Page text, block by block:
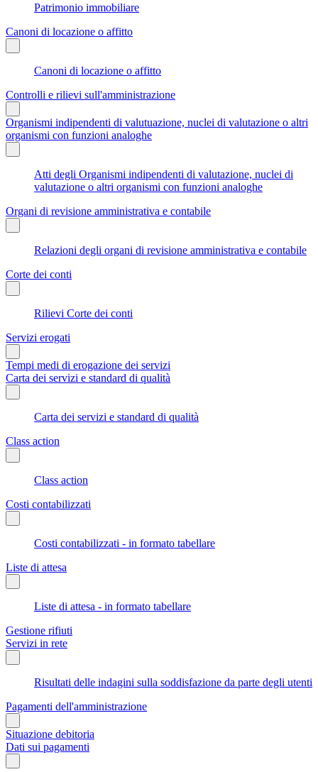
Patrimonio immobiliare
Canoni di locazione o affitto
Canoni di locazione o affitto
Controlli e rilievi sull'amministrazione
Organismi indipendenti di valutuazione, nuclei di valutazione o altri
organismi con funzioni analoghe
Atti degli Organismi indipendenti di valutazione, nuclei di
valutazione o altri organismi con funzioni analoghe
Organi di revisione amministrativa e contabile
Relazioni degli organi di revisione amministrativa e contabile
Corte dei conti
Rilievi Corte dei conti
Servizi erogati
Tempi medi di erogazione dei servizi
Carta dei servizi e standard di qualità
Carta dei servizi e standard di qualità
Class action
Class action
Costi contabilizzati
Costi contabilizzati - in formato tabellare
Liste di attesa
Liste di attesa - in formato tabellare
Gestione rifiuti
Servizi in rete
Risultati delle indagini sulla soddisfazione da parte degli utenti
Pagamenti dell'amministrazione
Situazione debitoria
Dati sui pagamenti